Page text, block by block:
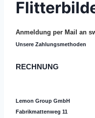
Anmeldung per Mail an
Unsere Zahlungsmethoden
RECHNUNG
Lemon Group GmbH
Fabrikmattenweg 11